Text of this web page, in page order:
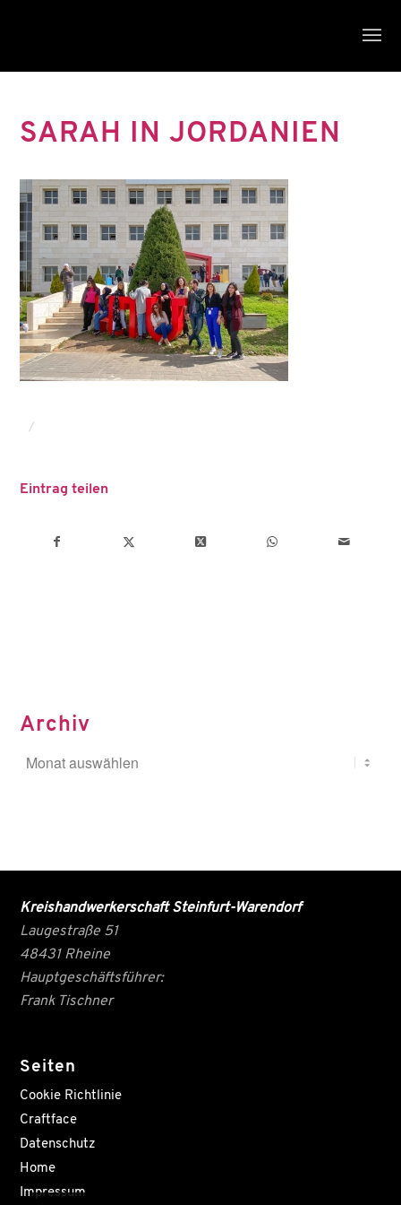
SARAH IN JORDANIEN
/
Eintrag teilen
Archiv
Kreishandwerkerschaft Steinfurt-Warendorf
Laugestraße 51
48431 Rheine
Hauptgeschäftsführer:
Frank Tischner
Seiten
Cookie Richtlinie
Craftface
Datenschutz
Home
Impressum